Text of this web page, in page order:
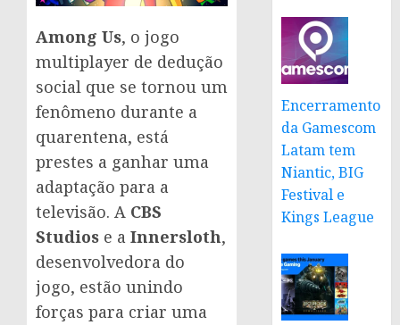
Among Us, o jogo
multiplayer de dedução
social que se tornou um
fenômeno durante a
quarentena, está
prestes a ganhar uma
adaptação para a
televisão. A CBS
Studios e a Innersloth,
desenvolvedora do
jogo, estão unindo
forças para criar uma
Encerramento
da Gamescom
Latam tem
Niantic, BIG
Festival e
Kings League